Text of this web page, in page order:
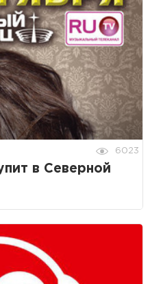
6023
в Северной